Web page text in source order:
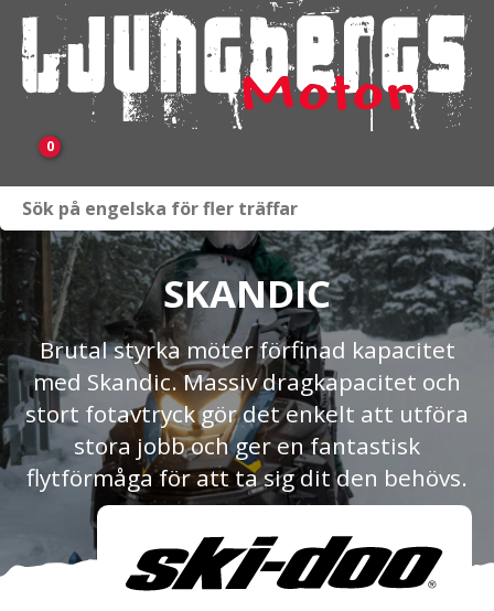
0
Fordon i lager
Verkstad
KAMPANJ
Släpvagnar & Skylift
Om oss
SKANDIC
Brutal styrka möter förfinad kapacitet
med Skandic. Massiv dragkapacitet och
stort fotavtryck gör det enkelt att utföra
stora jobb och ger en fantastisk
flytförmåga för att ta sig dit den behövs.